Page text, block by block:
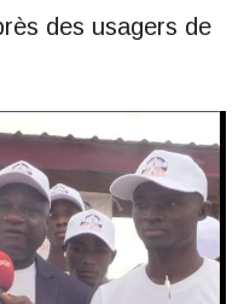
des usagers de